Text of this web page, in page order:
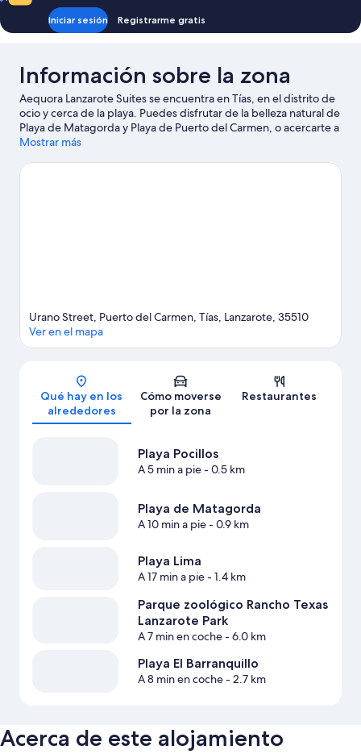
Iniciar sesión Registrarme gratis
Información sobre la zona
Aequora Lanzarote Suites se encuentra en Tías, en el distrito de
ocio y cerca de la playa. Puedes disfrutar de la belleza natural de
Playa de Matagorda y Playa de Puerto del Carmen, o acercarte a
Puerto deportivo Marina Rubicón si deseas realizar alguna
Lanzarote y Lanzarote Golf Resort. Tendrás la oportunidad de
Mostrar más
Mapa
Urano Street, Puerto del Carmen, Tías, Lanzarote, 35510
Ver en el mapa
Qué hay en los
alrededores
Cómo moverse
por la zona
Restaurantes
Playa Pocillos
A 5 min a pie- 0.5 km
Playa de Matagorda
A 10 min a pie- 0.9 km
Playa Lima
A 17 min a pie- 1.4 km
Parque zoológico Rancho Texas
Lanzarote Park
A 7 min en coche- 6.0 km
Playa El Barranquillo
A 8 min en coche- 2.7 km
Acerca de este alojamiento